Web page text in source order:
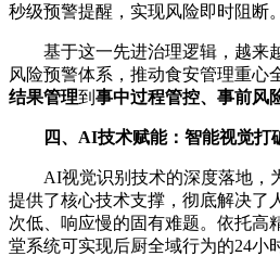
秒级预警提醒，实现风险即时阻断。
基于这一先进治理逻辑，越来
风险预警体系，推动食安管理重心
结果管理到 事中过程管控、事前风
四、AI技术赋能：智能视觉打
AI视觉识别技术的深度落地，
提供了核心技术支撑，彻底解决了
次低、响应慢的固有难题。依托高
堂系统可实现后厨全域行为的24小